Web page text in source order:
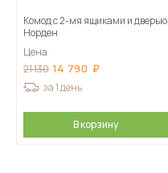
Комод с 2-мя ящиками и дверью
Норден
Цена
21 130 14 790
за 1 день
В корзину